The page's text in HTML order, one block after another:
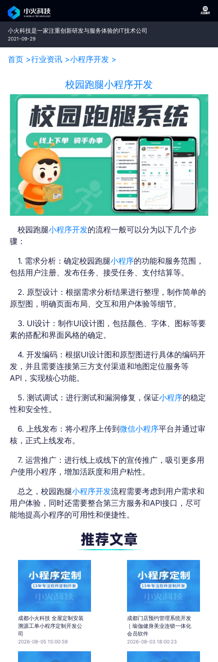
小火科技是一家注重创新研发与服务体验的IT技术公司
2021-09-29
首页 >行业资讯 >小程序开发 >
校园跑腿小程序开发
校园跑腿小程序开发的流程一般可以分为以下几个步
骤：
1. 需求分析：确定校园跑腿小程序的功能和服务范围，
包括用户注册、发布任务、接受任务、支付结算等。
2. 原型设计：根据需求分析结果进行整理，制作简单的
原型图，明确页面布局、交互和用户体验等细节。
3. UI设计：制作UI设计图，包括颜色、字体、图标等要
素的搭配和界面风格的确定。
4. 开发编码：根据UI设计图和原型图进行具体的编码开
发，并且需要连接第三方支付渠道和地图定位服务等
API，实现核心功能。
5. 测试调试：进行测试和漏洞修复，保证小程序的稳定
性和安全性。
6. 上线发布：将小程序上传到微信小程序平台并通过审
核，正式上线发布。
7. 运营推广：进行线上或线下的宣传推广，吸引更多用
户使用小程序，增加活跃度和用户粘性。
总之，校园跑腿小程序开发流程需要考虑到用户需求和
用户体验，同时还需要整合第三方服务和API接口，尽可
能地提高小程序的可用性和便捷性。
成都小火科技 全屋定制安装
溯源工单小程序定制开发公
司
2026-08-05 15:00:59
成都门店预约管理系统开发
｜瑜伽健身美业连锁一体化
会员软件
2026-08-03 18:00:23